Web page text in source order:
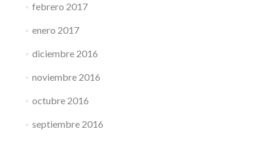
febrero 2017
enero 2017
diciembre 2016
noviembre 2016
octubre 2016
septiembre 2016